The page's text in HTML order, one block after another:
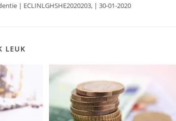
| ECLINLGHSHE2020203, | 30-01-2020
LEUK